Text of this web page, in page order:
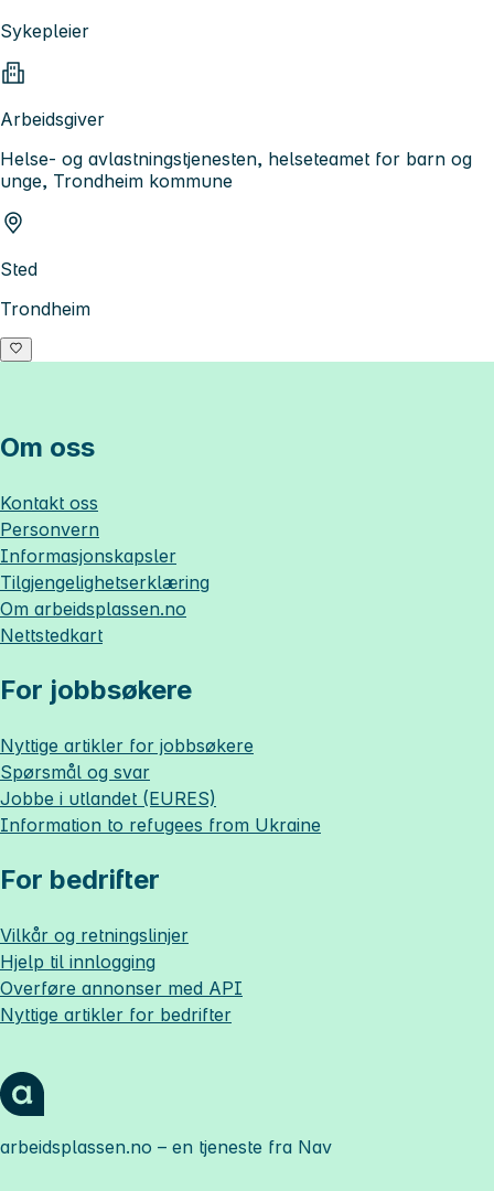
Sykepleier
Arbeidsgiver
Helse- og avlastningstjenesten, helseteamet for barn og
unge, Trondheim kommune
Sted
Trondheim
Om oss
Kontakt oss
Personvern
Informasjonskapsler
Tilgjengelighetserklæring
Om arbeidsplassen.no
Nettstedkart
For jobbsøkere
Nyttige artikler for jobbsøkere
Spørsmål og svar
Jobbe i utlandet (EURES)
Information to refugees from Ukraine
For bedrifter
Vilkår og retningslinjer
Hjelp til innlogging
Overføre annonser med API
Nyttige artikler for bedrifter
arbeidsplassen.no – en tjeneste fra Nav